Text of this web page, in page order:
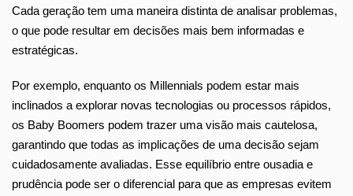
Cada geração tem uma maneira distinta de analisar problemas,
o que pode resultar em decisões mais bem informadas e
estratégicas.
Por exemplo, enquanto os Millennials podem estar mais
inclinados a explorar novas tecnologias ou processos rápidos,
os Baby Boomers podem trazer uma visão mais cautelosa,
garantindo que todas as implicações de uma decisão sejam
cuidadosamente avaliadas. Esse equilíbrio entre ousadia e
prudência pode ser o diferencial para que as empresas evitem